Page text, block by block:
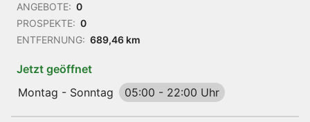
ANGEBOTE: 0
PROSPEKTE: 0
ENTFERNUNG: 689,46 km
Jetzt geöffnet
Montag - Sonntag
05:00 - 22:00 Uhr